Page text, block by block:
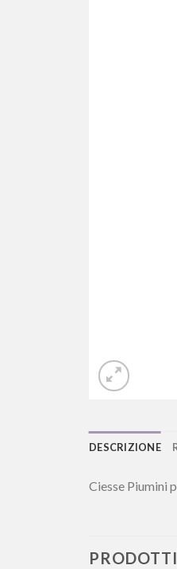
DESCRIZIONE
Ciesse Piumini